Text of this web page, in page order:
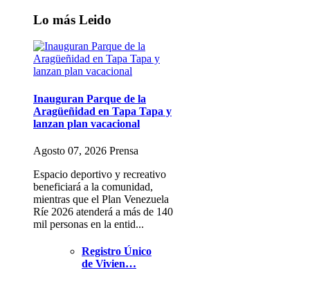
Lo más Leido
Inauguran Parque de la
Aragüeñidad en Tapa Tapa y
lanzan plan vacacional
Agosto 07, 2026 Prensa
Espacio deportivo y recreativo
beneficiará a la comunidad,
mientras que el Plan Venezuela
Ríe 2026 atenderá a más de 140
mil personas en la entid...
Registro Único
de Vivien…